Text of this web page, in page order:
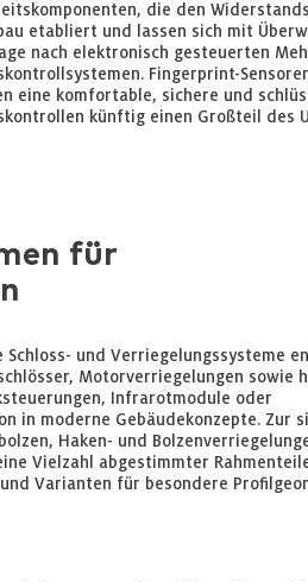
die den
etabliert und lassen sich mit
nach elektronisch gesteuerten
Fingerprint-
eine komfortable, sichere und
künftig einen Großteil des
für
und Verriegelungssysteme
Motorverriegelungen sowie
Infrarotmodule oder
in moderne Gebäudekonzepte. Zur
Haken- und
Vielzahl abgestimmter
Varianten für besondere